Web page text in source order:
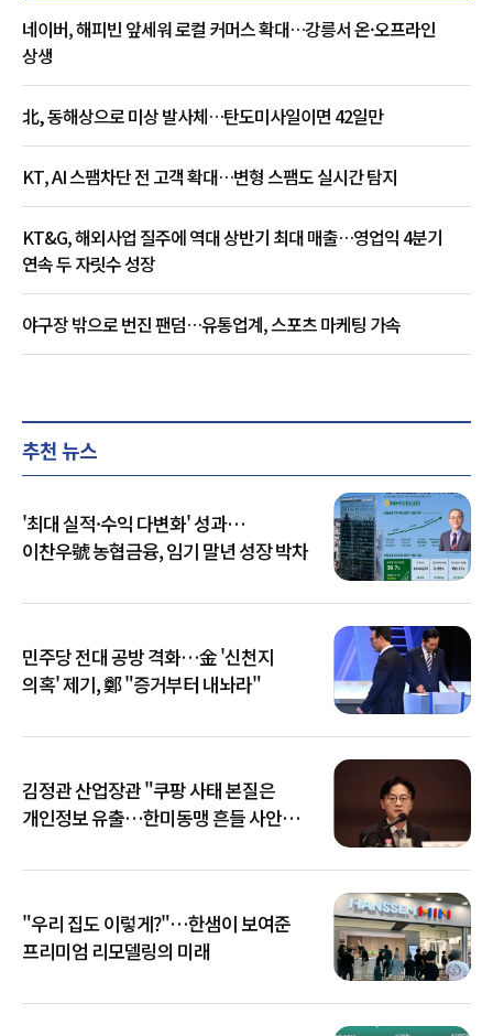
네이버, 해피빈 앞세워 로컬 커머스 확대…강릉서 온·오프라인
상생
北, 동해상으로 미상 발사체…탄도미사일이면 42일만
KT, AI 스팸차단 전 고객 확대…변형 스팸도 실시간 탐지
KT&G, 해외사업 질주에 역대 상반기 최대 매출…영업익 4분기
연속 두 자릿수 성장
야구장 밖으로 번진 팬덤…유통업계, 스포츠 마케팅 가속
추천 뉴스
'최대 실적·수익 다변화' 성과…
이찬우號 농협금융, 임기 말년 성장 박차
민주당 전대 공방 격화…金 '신천지
의혹' 제기, 鄭 "증거부터 내놔라"
김정관 산업장관 "쿠팡 사태 본질은
개인정보 유출…한미동맹 흔들 사안
"우리 집도 이렇게?"…한샘이 보여준
프리미엄 리모델링의 미래